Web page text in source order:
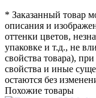
* Заказанный товар
описания и
оттенки цветов,
упаковке и т.д., не
свойства товара),
свойства и иные
остаются без
Похожие товары